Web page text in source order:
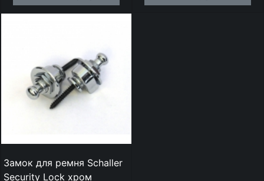
Замок для ремня Schaller
Security Lock хром